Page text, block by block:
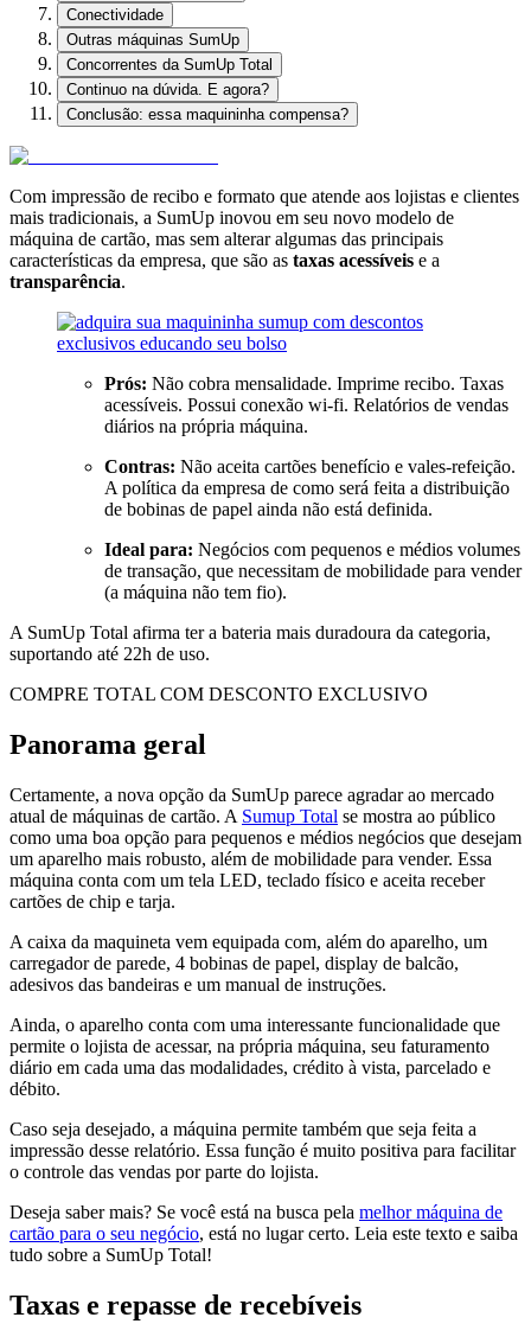
Conectividade
Outras máquinas SumUp
Concorrentes da SumUp Total
Continuo na dúvida. E agora?
Conclusão: essa maquininha compensa?
Com impressão de recibo e formato que atende aos lojistas e clientes
mais tradicionais, a SumUp inovou em seu novo modelo de
máquina de cartão, mas sem alterar algumas das principais
características da empresa, que são as taxas acessíveis e a
transparência.
Prós: Não cobra mensalidade. Imprime recibo. Taxas
acessíveis. Possui conexão wi-fi. Relatórios de vendas
diários na própria máquina.
Contras: Não aceita cartões benefício e vales-refeição.
A política da empresa de como será feita a distribuição
de bobinas de papel ainda não está definida.
Ideal para: Negócios com pequenos e médios volumes
de transação, que necessitam de mobilidade para vender
(a máquina não tem fio).
A SumUp Total afirma ter a bateria mais duradoura da categoria,
suportando até 22h de uso.
COMPRE TOTAL COM DESCONTO EXCLUSIVO
Panorama geral
Certamente, a nova opção da SumUp parece agradar ao mercado
atual de máquinas de cartão. A Sumup Total se mostra ao público
como uma boa opção para pequenos e médios negócios que desejam
um aparelho mais robusto, além de mobilidade para vender. Essa
máquina conta com um tela LED, teclado físico e aceita receber
cartões de chip e tarja.
A caixa da maquineta vem equipada com, além do aparelho, um
carregador de parede, 4 bobinas de papel, display de balcão,
adesivos das bandeiras e um manual de instruções.
Ainda, o aparelho conta com uma interessante funcionalidade que
permite o lojista de acessar, na própria máquina, seu faturamento
diário em cada uma das modalidades, crédito à vista, parcelado e
débito.
Caso seja desejado, a máquina permite também que seja feita a
impressão desse relatório. Essa função é muito positiva para facilitar
o controle das vendas por parte do lojista.
Deseja saber mais? Se você está na busca pela melhor máquina de
cartão para o seu negócio, está no lugar certo. Leia este texto e saiba
tudo sobre a SumUp Total!
Taxas e repasse de recebíveis